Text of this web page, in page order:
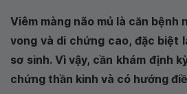
Viêm màng não mủ là căn bệnh
vong và di chứng cao, đặc biệt
sơ sinh. Vì vậy, cần khám định
chứng thần kinh và có hướng